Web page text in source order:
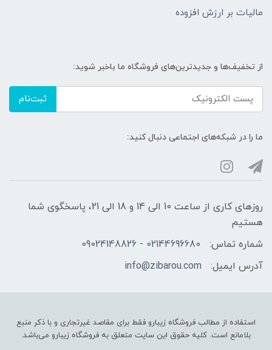
مالیات بر ارزش افزوده
از تخفیف‌ها و جدیدترین‌های فروشگاه ما باخبر شوید:
ثبت‌نام
ما را در شبکه‌های اجتماعی دنبال کنید:
روزهای کاری از ساعت 10 الی 14 و 18 الی 21، پاسخگوی شما
هستیم
شماره تماس:
02144696680 - 09024148826
آدرس ایمیل:
info@zibarou.com
استفاده از مطالب فروشگاه زیبارو فقط برای مقاصد غیرتجاری و با ذکر منبع
بلامانع است. کلیه حقوق این سایت متعلق به فروشگاه زیبارو می‌باشد.